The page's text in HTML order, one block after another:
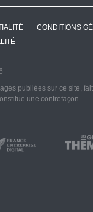
CONDITIONS
publiées sur ce site,
une contrefaçon.